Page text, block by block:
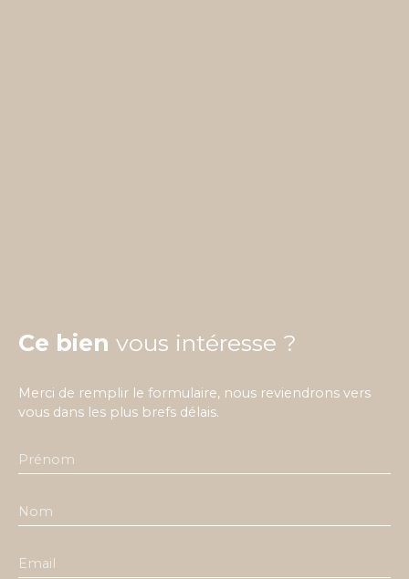
Ce bien vous intéresse ?
Merci de remplir le formulaire, nous reviendrons vers
vous dans les plus brefs délais.
Prénom
Nom
Email